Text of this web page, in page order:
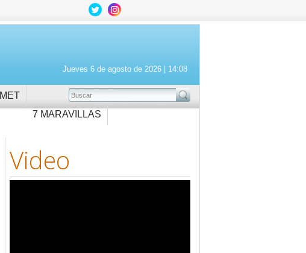
Jueves 6 de agosto de 2026 | 14:08
BUSCAR
7 MARAVILLAS
Video